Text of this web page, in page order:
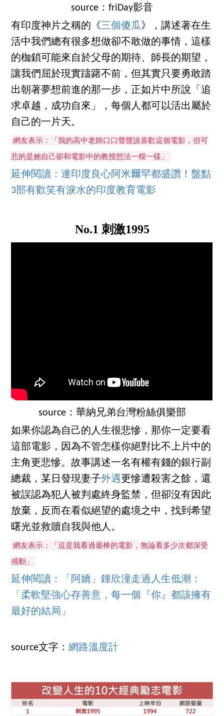
source：friDay影音
有印度神片之稱的《三個傻瓜》，講述著在生
活中我們總有很多想做卻不敢做的事情，這樣
的枷鎖可能來自於父母的期待、師長的期望，
讓我們屈於現實躊躇不前，但其實只要勇敢踏
出朝著夢想前進的那一步，正如片中所說「追
求卓越，成功自來」，每個人都可以活出屬於
自己的一片天。
網友表示：「我的高中老師口口聲聲說喜歡這個電影，但可
悲的是她自己卻和電影中的教授想法一模一樣」
延伸閱讀：連印度良心阿米爾罕都盛讚！盤點
3部有歡笑有淚水的印度教育電影
No.1 刺激1995
source：華納兄弟台灣粉絲俱樂部
如果你認為自己的人生很悲慘，那你一定要看
這部電影，因為不管怎樣你絕對比不上片中的
主角更悲慘。故事講述一名有權有錢的銀行副
總裁，某日發現妻子外遇 更慘遭殺害之餘，還
被誤認為犯人被判處終身監禁，但卻沒有因此
放棄，反而在看似絕望的處境之中，找到希望
曙光並救贖自我與他人。
網友表示：「這是我看過最棒的電影，無論看多少次都深受
感動」
延伸閱讀：「阿嬌」鍾欣潼走過人生低潮：
「柔軟堅強心存善意，每一個『你』都該擁有
最好的結局」
source文字：網路溫度計